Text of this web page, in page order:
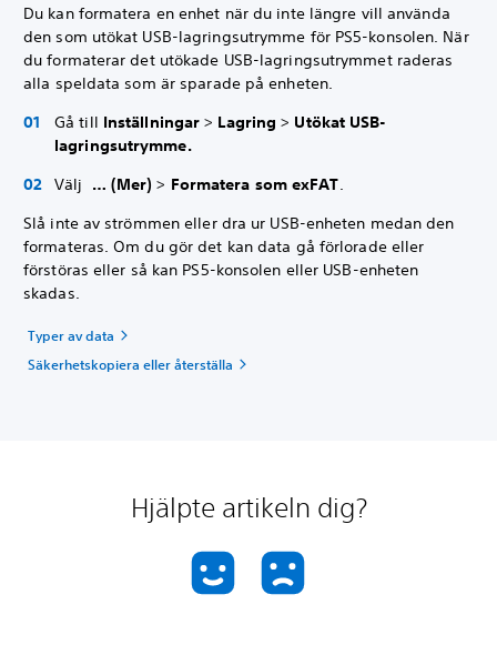
Du kan formatera en enhet när du inte längre vill använda
den som utökat USB-lagringsutrymme för PS5-konsolen. När
du formaterar det utökade USB-lagringsutrymmet raderas
alla speldata som är sparade på enheten.
Gå till Inställningar> Lagring> Utökat USB-
lagringsutrymme.
Välj
… (Mer)> Formatera som exFAT.
Slå inte av strömmen eller dra ur USB-enheten medan den
formateras. Om du gör det kan data gå förlorade eller
förstöras eller så kan PS5-konsolen eller USB-enheten
skadas.
Typer av data
Säkerhetskopiera eller återställa
Hjälpte artikeln dig?